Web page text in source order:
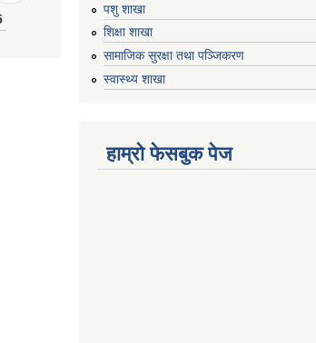
पशु शाखा
शिक्षा शाखा
सामाजिक सुरक्षा तथा पञ्जिकरण
स्वास्थ्य शाखा
हाम्रो फेसबुक पेज